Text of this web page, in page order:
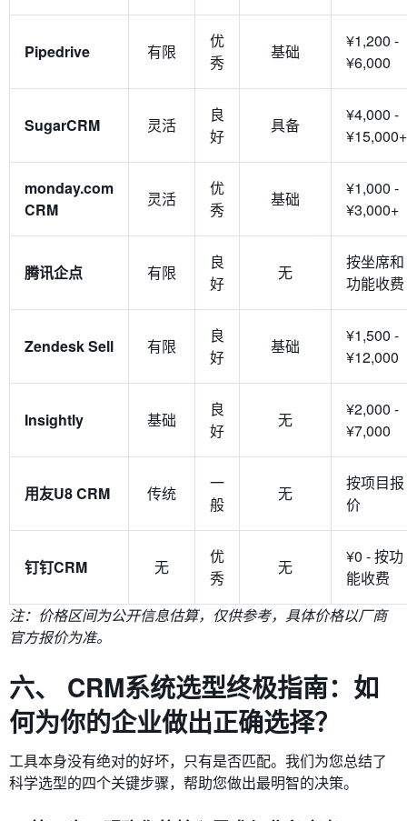
Pipedrive 有限
优
秀
基础
¥1,200 -
¥6,000
SugarCRM 灵活
良
好
具备
¥4,000 -
¥15,000+
monday.com
CRM
灵活
优
秀
基础
¥1,000 -
¥3,000+
腾讯企点 有限
良
好
无
按坐席和
功能收费
Zendesk Sell 有限
良
好
基础
¥1,500 -
¥12,000
Insightly 基础
良
好
无
¥2,000 -
¥7,000
用友U8 CRM 传统
一
般
无
按项目报
价
钉钉CRM 无
优
秀
无
¥0 - 按功
能收费
注：价格区间为公开信息估算，仅供参考，具体价格以厂商
官方报价为准。
六、 CRM系统选型终极指南：如
何为你的企业做出正确选择？
工具本身没有绝对的好坏，只有是否匹配。我们为您总结了
科学选型的四个关键步骤，帮助您做出最明智的决策。